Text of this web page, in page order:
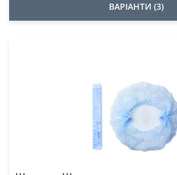
ВАРІАНТИ (3)